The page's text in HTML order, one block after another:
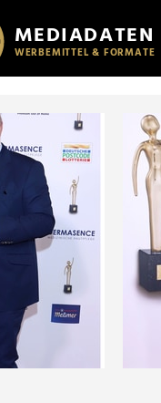
Werbung und
die Sie ihnen